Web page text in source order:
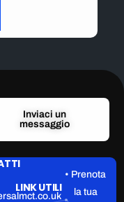
Inviaci un
messaggio
LINK UTILI
• Prenota
la tua